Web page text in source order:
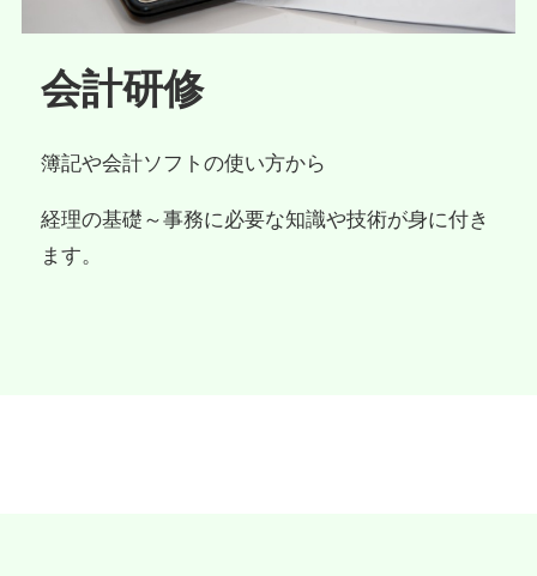
会計研修
簿記や会計ソフトの使い方から
経理の基礎～事務に必要な知識や技術が身に付き
ます。